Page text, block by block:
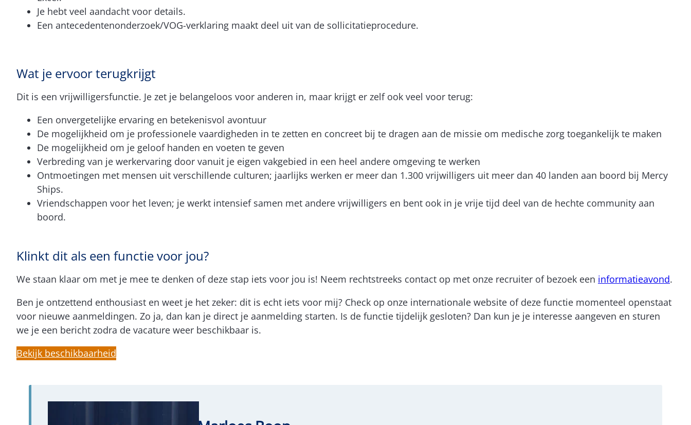
Je hebt veel aandacht voor details.
Een antecedentenonderzoek/VOG-verklaring maakt deel uit van de sollicitatieprocedure.
Wat je ervoor terugkrijgt
Dit is een vrijwilligersfunctie. Je zet je belangeloos voor anderen in, maar krijgt er zelf ook veel voor terug:
Een onvergetelijke ervaring en betekenisvol avontuur
De mogelijkheid om je professionele vaardigheden in te zetten en concreet bij te dragen aan de missie om medische zorg toegankelijk te maken
De mogelijkheid om je geloof handen en voeten te geven
Verbreding van je werkervaring door vanuit je eigen vakgebied in een heel andere omgeving te werken
Ontmoetingen met mensen uit verschillende culturen; jaarlijks werken er meer dan 1.300 vrijwilligers uit meer dan 40 landen aan boord bij Mercy
Ships.
Vriendschappen voor het leven; je werkt intensief samen met andere vrijwilligers en bent ook in je vrije tijd deel van de hechte community aan
boord.
Klinkt dit als een functie voor jou?
We staan klaar om met je mee te denken of deze stap iets voor jou is! Neem rechtstreeks contact op met onze recruiter of bezoek een informatieavond.
Ben je ontzettend enthousiast en weet je het zeker: dit is echt iets voor mij? Check op onze internationale website of deze functie momenteel openstaat
voor nieuwe aanmeldingen. Zo ja, dan kan je direct je aanmelding starten. Is de functie tijdelijk gesloten? Dan kun je je interesse aangeven en sturen
we je een bericht zodra de vacature weer beschikbaar is.
Bekijk beschikbaarheid